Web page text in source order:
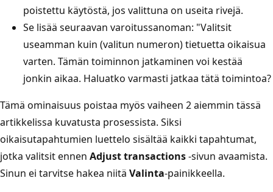
poistettu käytöstä, jos valittuna on useita rivejä.
Se lisää seuraavan varoitussanoman: "Valitsit
useamman kuin (valitun numeron) tietuetta oikaisua
varten. Tämän toiminnon jatkaminen voi kestää
jonkin aikaa. Haluatko varmasti jatkaa tätä toimintoa?
Tämä ominaisuus poistaa myös vaiheen 2 aiemmin tässä
artikkelissa kuvatusta prosessista. Siksi
oikaisutapahtumien luettelo sisältää kaikki tapahtumat,
jotka valitsit ennen Adjust transactions-sivun avaamista.
Sinun ei tarvitse hakea niitä Valinta-painikkeella.